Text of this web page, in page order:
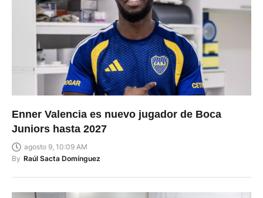
Enner Valencia es nuevo jugador de Boca
Juniors hasta 2027
agosto 9, 10:09 AM
By Raúl Sacta Domínguez